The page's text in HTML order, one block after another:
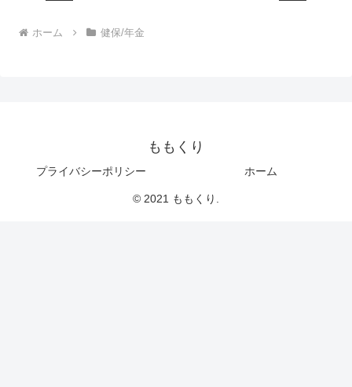
ホーム 健保/年金
ももくり
プライバシーポリシー ホーム
© 2021 ももくり.